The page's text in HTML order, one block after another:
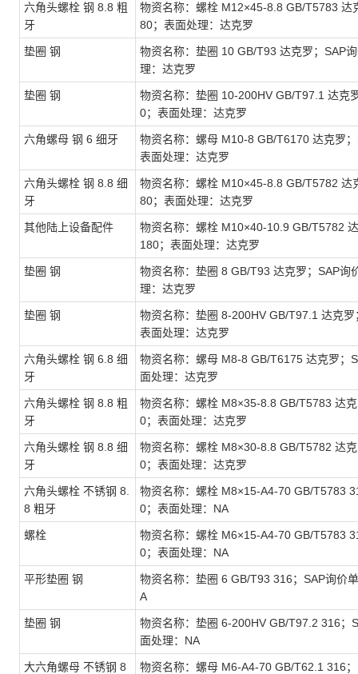
六角头螺栓 钢 8.8 粗
牙
物资名称：螺栓 M12×45-8.8 GB/T5783 达
80；表面处理：达克罗
垫圈 钢
物资名称：垫圈 10 GB/T93 达克罗；SAP
理：达克罗
垫圈 钢
物资名称：垫圈 10-200HV GB/T97.1 达克
0；表面处理：达克罗
六角螺母 钢 6 细牙
物资名称：螺母 M10-8 GB/T6170 达克罗
表面处理：达克罗
六角头螺栓 钢 8.8 细
牙
物资名称：螺栓 M10×45-8.8 GB/T5782 达
80；表面处理：达克罗
其他陆上设备配件
物资名称：螺栓 M10×40-10.9 GB/T5782
180；表面处理：达克罗
垫圈 钢
物资名称：垫圈 8 GB/T93 达克罗；SAP询
理：达克罗
垫圈 钢
物资名称：垫圈 8-200HV GB/T97.1 达克
表面处理：达克罗
六角头螺栓 钢 6.8 细
牙
物资名称：螺母 M8-8 GB/T6175 达克罗；
面处理：达克罗
六角头螺栓 钢 8.8 粗
牙
物资名称：螺栓 M8×35-8.8 GB/T5783 达
0；表面处理：达克罗
六角头螺栓 钢 8.8 细
牙
物资名称：螺栓 M8×30-8.8 GB/T5782 达
0；表面处理：达克罗
六角头螺栓 不锈钢 8.
8 粗牙
物资名称：螺栓 M8×15-A4-70 GB/T5783
0；表面处理：NA
螺栓
物资名称：螺栓 M6×15-A4-70 GB/T5783
0；表面处理：NA
平形垫圈 钢
物资名称：垫圈 6 GB/T93 316；SAP询价
A
垫圈 钢
物资名称：垫圈 6-200HV GB/T97.2 316；
面处理：NA
大六角螺母 不锈钢 8
物资名称：螺母 M6-A4-70 GB/T62.1 316